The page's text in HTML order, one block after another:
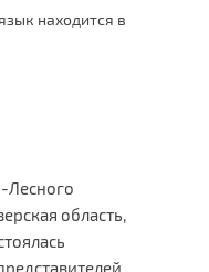
находится в
Лесного
область,